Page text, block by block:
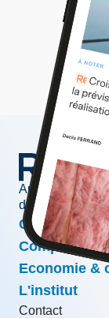
Au service de
développement
Conjoncture
Economie &
L'institut
Contact